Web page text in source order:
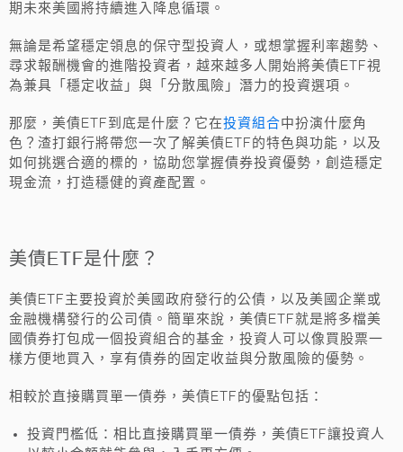
期未來美國將持續進入降息循環。
無論是希望穩定領息的保守型投資人，或想掌握利率趨勢、
尋求報酬機會的進階投資者，越來越多人開始將美債ETF視
為兼具「穩定收益」與「分散風險」潛力的投資選項。
那麼，美債ETF到底是什麼？它在投資組合中扮演什麼角
色？渣打銀行將帶您一次了解美債ETF的特色與功能，以及
如何挑選合適的標的，協助您掌握債券投資優勢，創造穩定
現金流，打造穩健的資產配置。
美債ETF是什麼？
美債ETF主要投資於美國政府發行的公債，以及美國企業或
金融機構發行的公司債。簡單來說，美債ETF就是將多檔美
國債券打包成一個投資組合的基金，投資人可以像買股票一
樣方便地買入，享有債券的固定收益與分散風險的優勢。
相較於直接購買單一債券，美債ETF的優點包括：
投資門檻低 ：相比直接購買單一債券，美債ETF讓投資人